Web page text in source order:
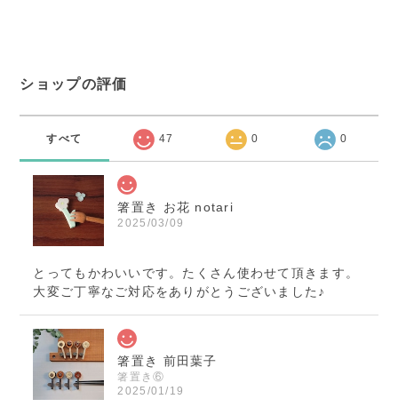
ショップの評価
すべて 47 0 0
箸置き お花 notari
2025/03/09
とってもかわいいです。たくさん使わせて頂きます。
大変ご丁寧なご対応をありがとうございました♪
箸置き 前田葉子
箸置き⑥
2025/01/19